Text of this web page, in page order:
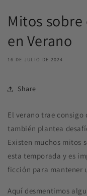
Mitos
en Verano
16 DE JULIO DE 2024
Share
El verano trae
también plantea
Existen muchos mitos
esta temporada y es
ficción para mantener
Aquí desmentimos